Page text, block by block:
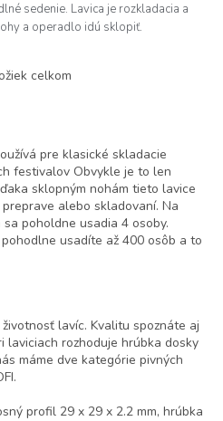
sedenie. Lavica je rozkladacia a
a operadlo idú sklopiť.
O
d
a
c
i
e
p
v
ý
p
u
celkom
pre klasické skladacie
festivalov Obvykle je to len
sklopným nohám tieto lavice
alebo skladovaní. Na
poholdne usadia 4 osoby.
usadíte až 400 osôb a to
lavíc. Kvalitu spoznáte aj
laviciach rozhoduje hrúbka dosky
máme dve kategórie pivných
profil 29 x 29 x 2.2 mm, hrúbka